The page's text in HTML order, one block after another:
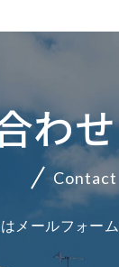
メールフォー
Contact
わ